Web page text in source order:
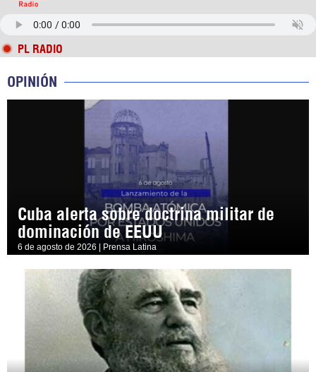
PL RADIO
OPINIÓN
Cuba alerta sobre doctrina militar de
dominación de EEUU
6 de agosto de 2026 | Prensa Latina